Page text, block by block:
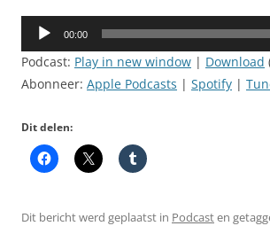
Audiospeler
00:00
Podcast: Play in new window | Download
Abonneer: Apple Podcasts | Spotify |
Dit delen:
Dit bericht werd geplaatst in Podcasten